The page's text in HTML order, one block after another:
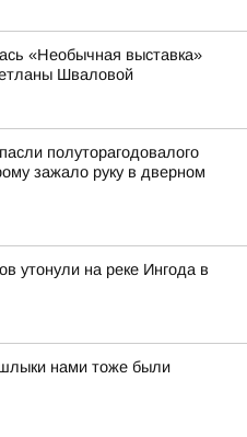
«Необычная выставка»
Шваловой
полуторагодовалого
зажало руку в дверном
утонули на реке Ингода в
нами тоже были